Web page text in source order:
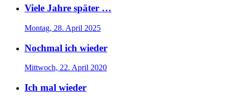
Viele Jahre später …
Montag, 28. April 2025
Nochmal ich wieder
Mittwoch, 22. April 2020
Ich mal wieder